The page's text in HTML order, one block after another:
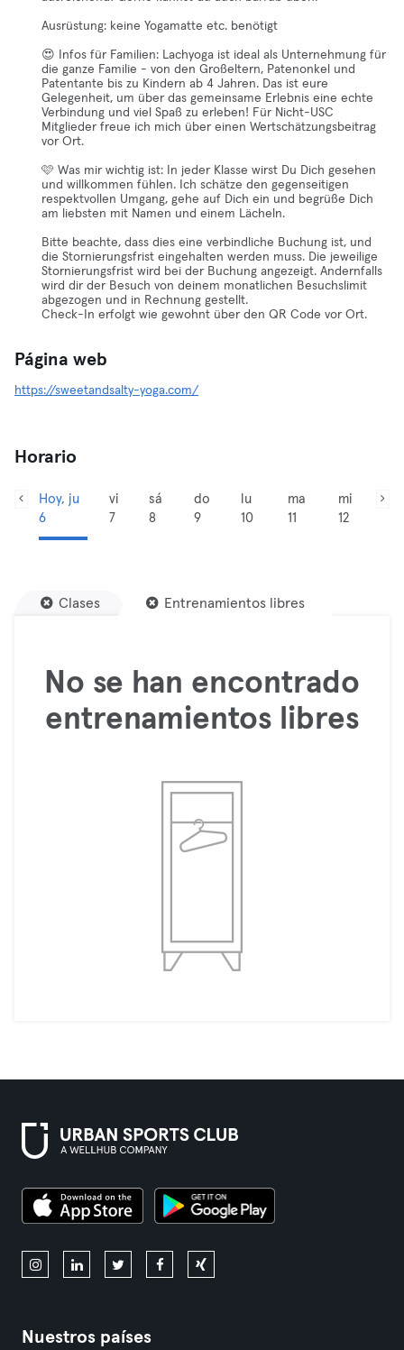
Ausrüstung: keine Yogamatte etc. benötigt
😍 Infos für Familien: Lachyoga ist ideal als Unternehmung für
die ganze Familie - von den Großeltern, Patenonkel und
Patentante bis zu Kindern ab 4 Jahren. Das ist eure
Gelegenheit, um über das gemeinsame Erlebnis eine echte
Verbindung und viel Spaß zu erleben! Für Nicht-USC
Mitglieder freue ich mich über einen Wertschätzungsbeitrag
vor Ort.
🩷 Was mir wichtig ist: In jeder Klasse wirst Du Dich gesehen
und willkommen fühlen. Ich schätze den gegenseitigen
respektvollen Umgang, gehe auf Dich ein und begrüße Dich
am liebsten mit Namen und einem Lächeln.
Bitte beachte, dass dies eine verbindliche Buchung ist, und
die Stornierungsfrist eingehalten werden muss. Die jeweilige
Stornierungsfrist wird bei der Buchung angezeigt. Andernfalls
wird dir der Besuch von deinem monatlichen Besuchslimit
abgezogen und in Rechnung gestellt.
Check-In erfolgt wie gewohnt über den QR Code vor Ort.
Página web
https://sweetandsalty-yoga.com/
Horario
Hoy, ju
6
vi
7
sá
8
do
9
lu
10
ma
11
mi
12
Clases Entrenamientos libres
No se han encontrado
entrenamientos libres
Nuestros países